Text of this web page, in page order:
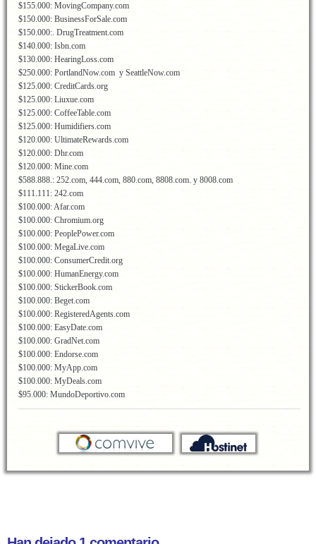
$155.000: MovingCompany.com
$150.000: BusinessForSale.com
$150.000:. DrugTreatment.com
$140.000: Isbn.com
$130.000: HearingLoss.com
$250.000: PortlandNow.com y SeattleNow.com
$125.000: CreditCards.org
$125.000: Liuxue.com
$125.000: CoffeeTable.com
$125.000: Humidifiers.com
$120.000: UltimateRewards.com
$120.000: Dhr.com
$120.000: Mine.com
$588.888.: 252.com, 444.com, 880.com, 8808.com. y 8008.com
$111.111: 242.com
$100.000: Afar.com
$100.000: Chromium.org
$100.000: PeoplePower.com
$100.000: MegaLive.com
$100.000: ConsumerCredit.org
$100.000: HumanEnergy.com
$100.000: StickerBook.com
$100.000: Beget.com
$100.000: RegisteredAgents.com
$100.000: EasyDate.com
$100.000: GradNet.com
$100.000: Endorse.com
$100.000: MyApp.com
$100.000: MyDeals.com
$95.000: MundoDeportivo.com